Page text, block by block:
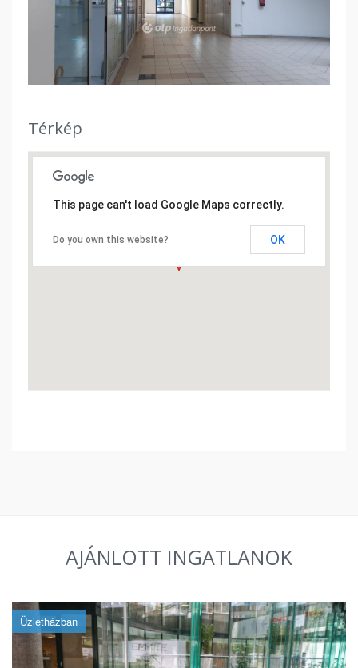
Térkép
This page can't load Google Maps correctly.
Do you own this website? OK
AJÁNLOTT INGATLANOK
Üzletházban